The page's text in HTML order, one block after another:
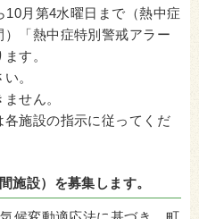
10月第4水曜日まで（熱中症
「熱中症特別警戒アラー
す。
。
せん。
各施設の指示に従ってくだ
施設）を募集します。